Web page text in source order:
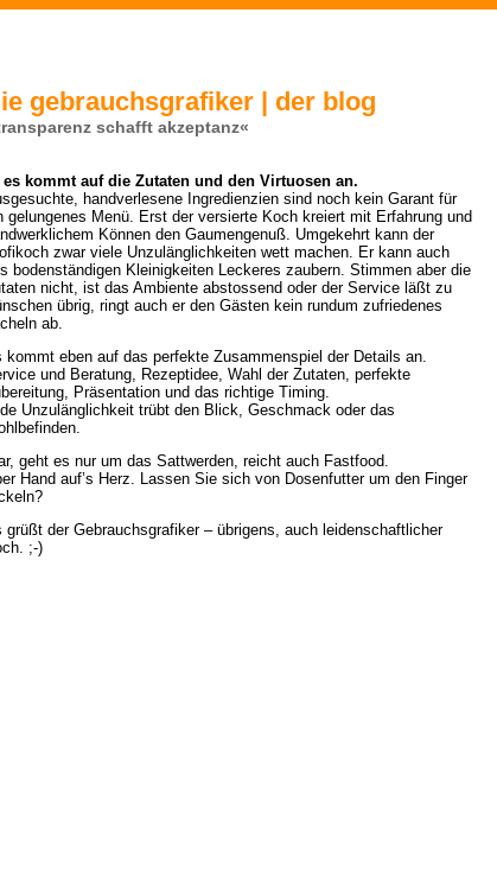
gebrauchsgrafiker | der blog
schafft akzeptanz«
kommt auf die Zutaten und den Virtuosen an.
handverlesene Ingredienzien sind noch kein Garant für
gelungenes Menü. Erst der versierte Koch kreiert mit Erfahrung und
Können den Gaumengenuß. Umgekehrt kann der
zwar viele Unzulänglichkeiten wett machen. Er kann auch
bodenständigen Kleinigkeiten Leckeres zaubern. Stimmen aber die
nicht, ist das Ambiente abstossend oder der Service läßt zu
übrig, ringt auch er den Gästen kein rundum zufriedenes
ab.
kommt eben auf das perfekte Zusammenspiel der Details an.
und Beratung, Rezeptidee, Wahl der Zutaten, perfekte
Präsentation und das richtige Timing.
Unzulänglichkeit trübt den Blick, Geschmack oder das
geht es nur um das Sattwerden, reicht auch Fastfood.
Hand auf’s Herz. Lassen Sie sich von Dosenfutter um den Finger
grüßt der Gebrauchsgrafiker – übrigens, auch leidenschaftlicher
;-)